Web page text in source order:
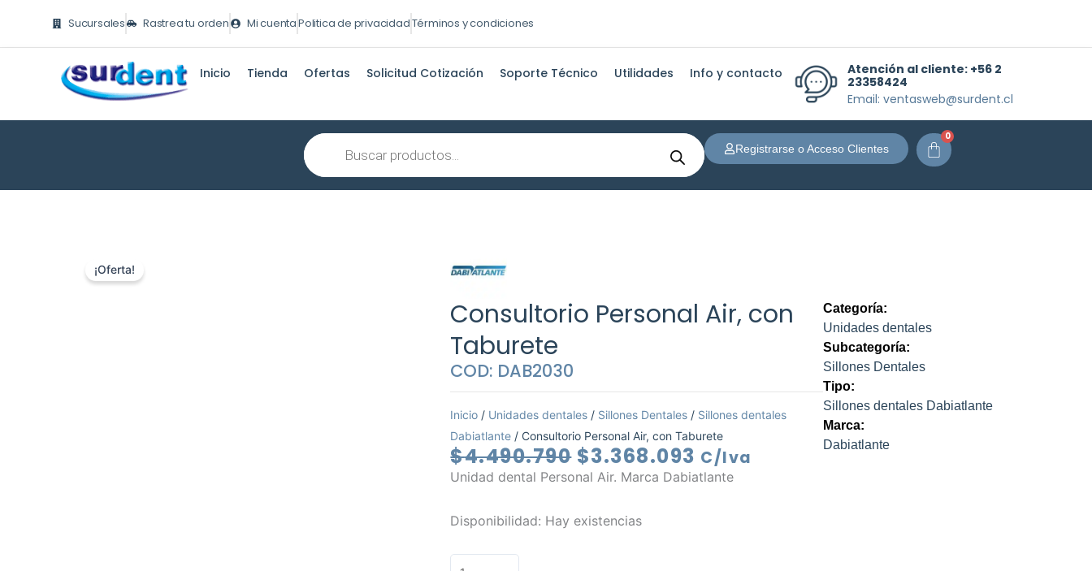
contenido
Sucursales Rastrea tu orden Mi cuentaPolitica de privacidadTérminos y condiciones
Inicio Tienda Ofertas Solicitud Cotización Soporte Técnico Utilidades Info y contacto Atención al cliente: +56 2
23358424
Email: ventasweb@surdent.cl
Búsqueda
de
productos
Registrarse o Acceso Clientes
0
Carrito
¡Oferta!
Consultorio Personal Air, con
Taburete
COD: DAB2030
Inicio / Unidades dentales / Sillones Dentales / Sillones dentales
Dabiatlante / Consultorio Personal Air, con Taburete
$4.490.790 El
precio
era:
$4.490.790.
$3.368.093 El
precio
C/Iva
Unidad dental Personal Air. Marca Dabiatlante
Disponibilidad: Hay existencias
Consultorio
Air,
Categoría:
Unidades dentales
Subcategoría:
Sillones Dentales
Tipo:
Sillones dentales Dabiatlante
Marca:
Dabiatlante